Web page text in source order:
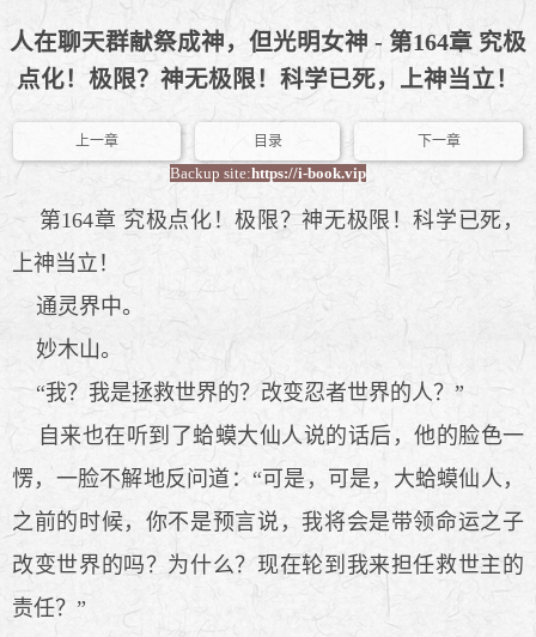
人在聊天群献祭成神，但光明女神 - 第164章 究极
点化！极限？神无极限！科学已死，上神当立！
上一章 目录 下一章
Backup site:https://i-book.vip
第164章 究极点化！极限？神无极限！科学已死，
上神当立！
通灵界中。
妙木山。
“我？我是拯救世界的？改变忍者世界的人？”
自来也在听到了蛤蟆大仙人说的话后，他的脸色一
愣，一脸不解地反问道：“可是，可是，大蛤蟆仙人，
之前的时候，你不是预言说，我将会是带领命运之子
改变世界的吗？为什么？现在轮到我来担任救世主的
责任？”